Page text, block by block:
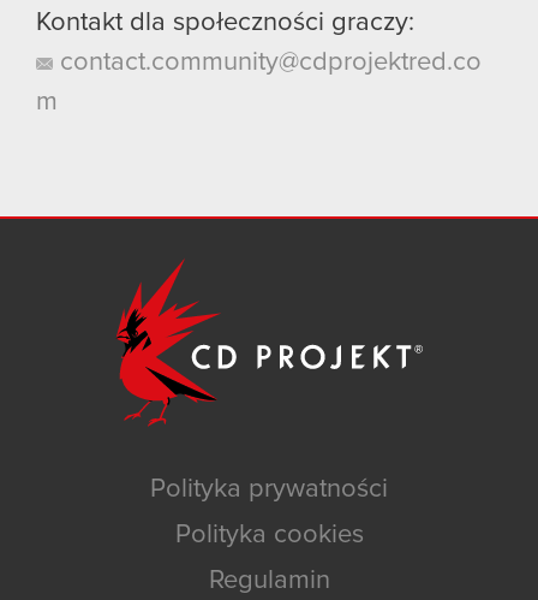
Kontakt dla społeczności graczy:
contact.community@cdprojektred.co
m
Polityka prywatności
Polityka cookies
Regulamin